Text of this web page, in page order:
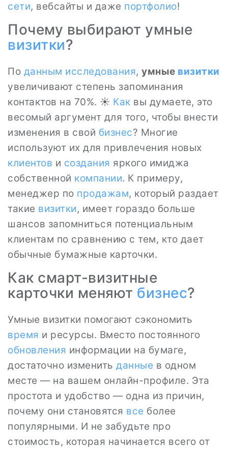
сети, вебсайты и даже портфолио!
Почему выбирают умные
визитки?
По данным исследования, умные визитки
увеличивают степень запоминания
контактов на 70%. ☀️ Как вы думаете, это
весомый аргумент для того, чтобы внести
изменения в свой бизнес? Многие
используют их для привлечения новых
клиентов и создания яркого имиджа
собственной компании. К примеру,
менеджер по продажам, который раздает
такие визитки, имеет гораздо больше
шансов запомниться потенциальным
клиентам по сравнению с тем, кто дает
обычные бумажные карточки.
Как смарт-визитные
карточки меняют бизнес?
Умные визитки помогают сэкономить
время и ресурсы. Вместо постоянного
обновления информации на бумаге,
достаточно изменить данные в одном
месте — на вашем онлайн-профиле. Эта
простота и удобство — одна из причин,
почему они становятся все более
популярными. И не забудьте про
стоимость, которая начинается всего от